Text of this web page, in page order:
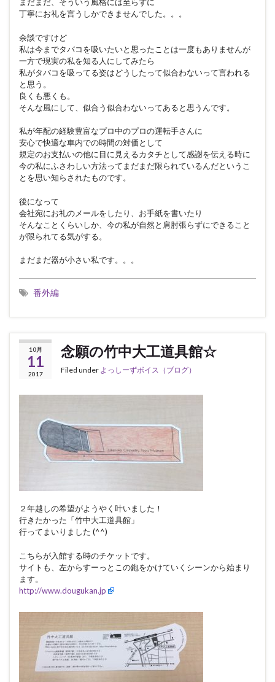
まだまだ、そういう風格には至らずに
丁寧にお礼を言うしかできませんでした。。。
余談ですけど
私は今までタバコを吸いたいと思ったことは一度もありませんが
一方で現実の私を知る人にしてみたら
私がタバコを吸ってる姿はどうしたって似合わないって言われる
と思う。
良くも悪くも。
そんな風にして、似合う似合わないってあると思うんです。
私が年配の経験豊富なプロ中のプロの運転手さんに
安心で快適な車内での時間の対価として
規定のお支払いの他に目に見えるカタチとして感謝を伝える時に
今の私にふさわしい方法ってまだまだ限られているんだというこ
とを思い知らされたものです。
後になって
会社宛にお礼のメールをしたり、お手紙を書いたり
そんなことくらいしか、今の私が自然と肩肘張らずにできること
が限られてる気がする。
まだまだ器が小さい私です。。。
番外編
10月
11
2017
念願の竹中大工道具館☆
Filed under よっしーずボイス（ブログ）
２年越しの希望がようやく叶いました！
行きたかった「竹中大工道具館」
行ってまいりました (^^)
こちらが入館する時のチケットです。
サイトも、左からすーっとこの鉋をかけていくシーンから始まり
ます。
http://www.dougukan.jp